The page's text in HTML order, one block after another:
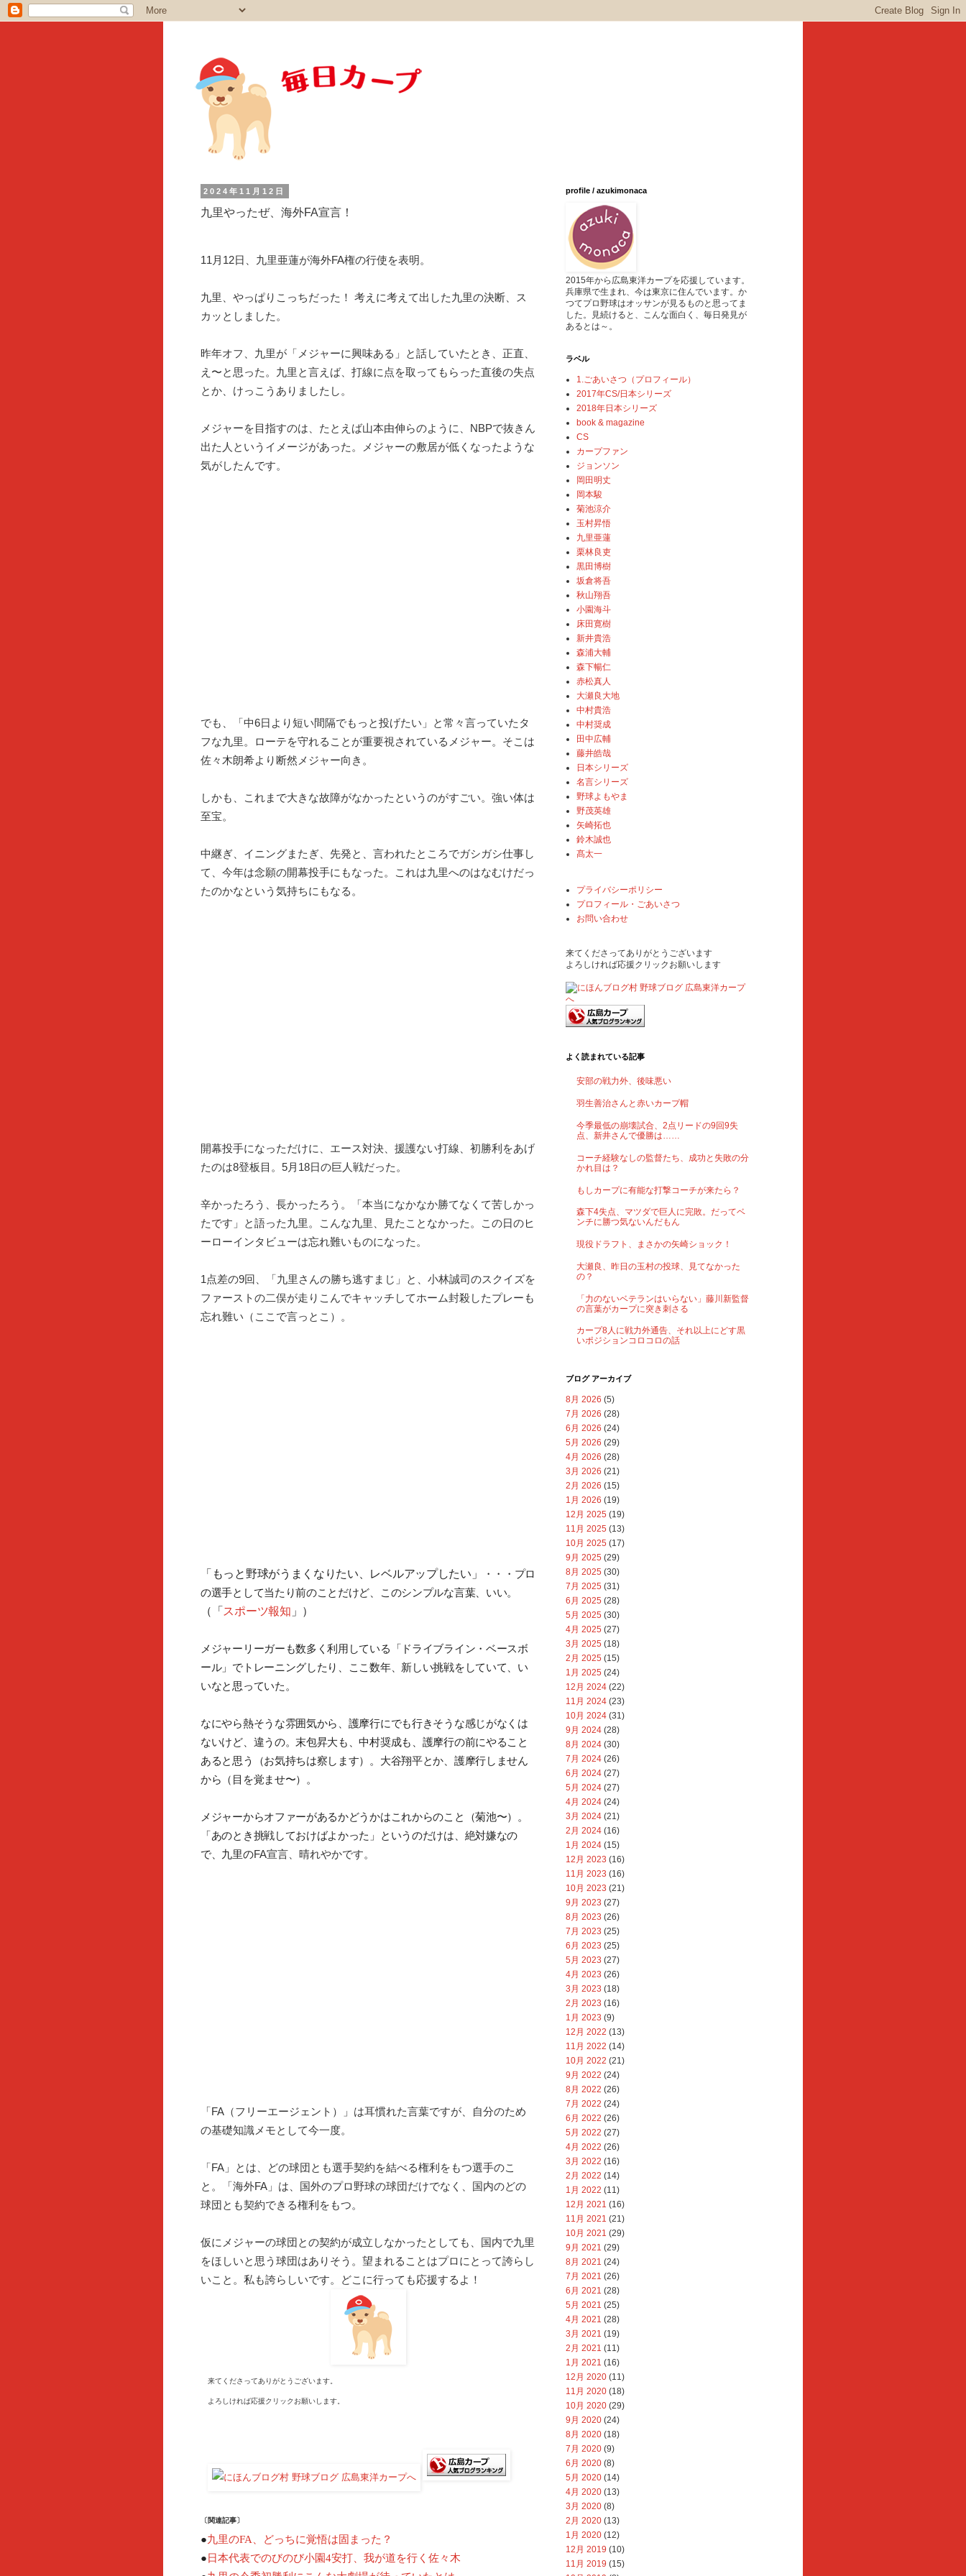
2024年11月12日
九里やったぜ、海外FA宣言！
11月12日、九里亜蓮が海外FA権の行使を表明。
九里、やっぱりこっちだった！ 考えに考えて出した九里の決断、ス
カッとしました。
昨年オフ、九里が「メジャーに興味ある」と話していたとき、正直、
え〜と思った。九里と言えば、打線に点を取ってもらった直後の失点
とか、けっこうありましたし。
メジャーを目指すのは、たとえば山本由伸らのように、NBPで抜きん
出た人というイメージがあった。メジャーの敷居が低くなったような
気がしたんです。
でも、「中6日より短い間隔でもっと投げたい」と常々言っていたタ
フな九里。ローテを守れることが重要視されているメジャー。そこは
佐々木朗希より断然メジャー向き。
しかも、これまで大きな故障がなかったというのがすごい。強い体は
至宝。
中継ぎ、イニングまたぎ、先発と、言われたところでガシガシ仕事し
て、今年は念願の開幕投手にもなった。これは九里へのはなむけだっ
たのかなという気持ちにもなる。
開幕投手になっただけに、エース対決、援護ない打線、初勝利をあげ
たのは8登板目。5月18日の巨人戦だった。
辛かったろう、長かったろう。「本当になかなか勝てなくて苦しかっ
たです」と語った九里。こんな九里、見たことなかった。この日のヒ
ーローインタビューは忘れ難いものになった。
1点差の9回、「九里さんの勝ち逃すまじ」と、小林誠司のスクイズを
ファーストの二俣が走りこんでキャッチしてホーム封殺したプレーも
忘れ難い（ここで言っとこ）。
「もっと野球がうまくなりたい、レベルアップしたい」
・・・プロ
の選手として当たり前のことだけど、
このシンプルな言葉、いい。
（「 スポーツ報知 」）
メジャーリーガーも数多く利用している「ドライブライン・ベースボ
ール」でトレーニングしたり、ここ数年、新しい挑戦をしていて、い
いなと思っていた。
なにやら熱そうな雰囲気から、護摩行にでも行きそうな感じがなくは
ないけど、違うの。末包昇大も、中村奨成も、 護摩行の前にやること
あると思う（お気持ちは察します）。大谷翔平とか、 護摩行しません
から（目を覚ませ〜）。
メジャーからオファーがあるかどうかはこれからのこと（菊池〜）。
「あのとき挑戦しておけばよかった」というのだけは、絶対嫌なの
で、九里のFA宣言、晴れやかです。
「FA（フリーエージェント）」は耳慣れた言葉ですが、自分のため
の基礎知識メモとして今一度。
「FA」とは、どの球団とも選手契約を結べる権利をもつ選手のこ
と。「海外FA」は、国外のプロ野球の球団だけでなく、国内のどの
球団とも契約できる権利をもつ。
仮にメジャーの球団との契約が成立しなかったとしても、国内で九里
をほしいと思う球団はありそう。望まれることはプロにとって誇らし
いこと。私も誇らしいです。どこに行っても応援するよ！
来てくださってありがとうございます。
よろしければ応援クリックお願いします。
〔関連記事〕
●九里のFA、どっちに覚悟は固まった？
● 日本代表でのびのび小園4安打、我が道を行く佐々木
profile / azukimonaca
2015年から広島東洋カープを応援しています。
兵庫県で生まれ、今は東京に住んでいます。か
つてプロ野球はオッサンが見るものと思ってま
した。見続けると、こんな面白く、毎日発見が
あるとは～。
ラベル
1.ごあいさつ（プロフィール）
2017年CS/日本シリーズ
2018年日本シリーズ
book & magazine
CS
カープファン
ジョンソン
岡田明丈
岡本駿
菊池涼介
玉村昇悟
九里亜蓮
栗林良吏
黒田博樹
坂倉将吾
秋山翔吾
小園海斗
床田寛樹
新井貴浩
森浦大輔
森下暢仁
赤松真人
大瀬良大地
中村貴浩
中村奨成
田中広輔
藤井皓哉
日本シリーズ
名言シリーズ
野球よもやま
野茂英雄
矢崎拓也
鈴木誠也
髙太一
プライバシーポリシー
プロフィール・ごあいさつ
お問い合わせ
来てくださってありがとうございます
よろしければ応援クリックお願いします
よく読まれている記事
安部の戦力外、後味悪い
羽生善治さんと赤いカープ帽
今季最低の崩壊試合、2点リードの9回9失
点、新井さんで優勝は……
コーチ経験なしの監督たち、成功と失敗の分
かれ目は？
もしカープに有能な打撃コーチが来たら？
森下4失点、マツダで巨人に完敗。だってベ
ンチに勝つ気ないんだもん
現役ドラフト、まさかの矢崎ショック！
大瀬良、昨日の玉村の投球、見てなかった
の？
「力のないベテランはいらない」藤川新監督
の言葉がカープに突き刺さる
カープ8人に戦力外通告、それ以上にどす黒
いポジションコロコロの話
ブログ アーカイブ
8月 2026 (5)
7月 2026 (28)
6月 2026 (24)
5月 2026 (29)
4月 2026 (28)
3月 2026 (21)
2月 2026 (15)
1月 2026 (19)
12月 2025 (19)
11月 2025 (13)
10月 2025 (17)
9月 2025 (29)
8月 2025 (30)
7月 2025 (31)
6月 2025 (28)
5月 2025 (30)
4月 2025 (27)
3月 2025 (18)
2月 2025 (15)
1月 2025 (24)
12月 2024 (22)
11月 2024 (23)
10月 2024 (31)
9月 2024 (28)
8月 2024 (30)
7月 2024 (26)
6月 2024 (27)
5月 2024 (27)
4月 2024 (24)
3月 2024 (21)
2月 2024 (16)
1月 2024 (15)
12月 2023 (16)
11月 2023 (16)
10月 2023 (21)
9月 2023 (27)
8月 2023 (26)
7月 2023 (25)
6月 2023 (25)
5月 2023 (27)
4月 2023 (26)
3月 2023 (18)
2月 2023 (16)
1月 2023 (9)
12月 2022 (13)
11月 2022 (14)
10月 2022 (21)
9月 2022 (24)
8月 2022 (26)
7月 2022 (24)
6月 2022 (26)
5月 2022 (27)
4月 2022 (26)
3月 2022 (16)
2月 2022 (14)
1月 2022 (11)
12月 2021 (16)
11月 2021 (21)
10月 2021 (29)
9月 2021 (29)
8月 2021 (24)
7月 2021 (26)
6月 2021 (28)
5月 2021 (25)
4月 2021 (28)
3月 2021 (19)
2月 2021 (11)
1月 2021 (16)
12月 2020 (11)
11月 2020 (18)
10月 2020 (29)
9月 2020 (24)
8月 2020 (18)
7月 2020 (9)
6月 2020 (8)
5月 2020 (14)
4月 2020 (13)
3月 2020 (8)
2月 2020 (13)
1月 2020 (12)
12月 2019 (10)
11月 2019 (15)